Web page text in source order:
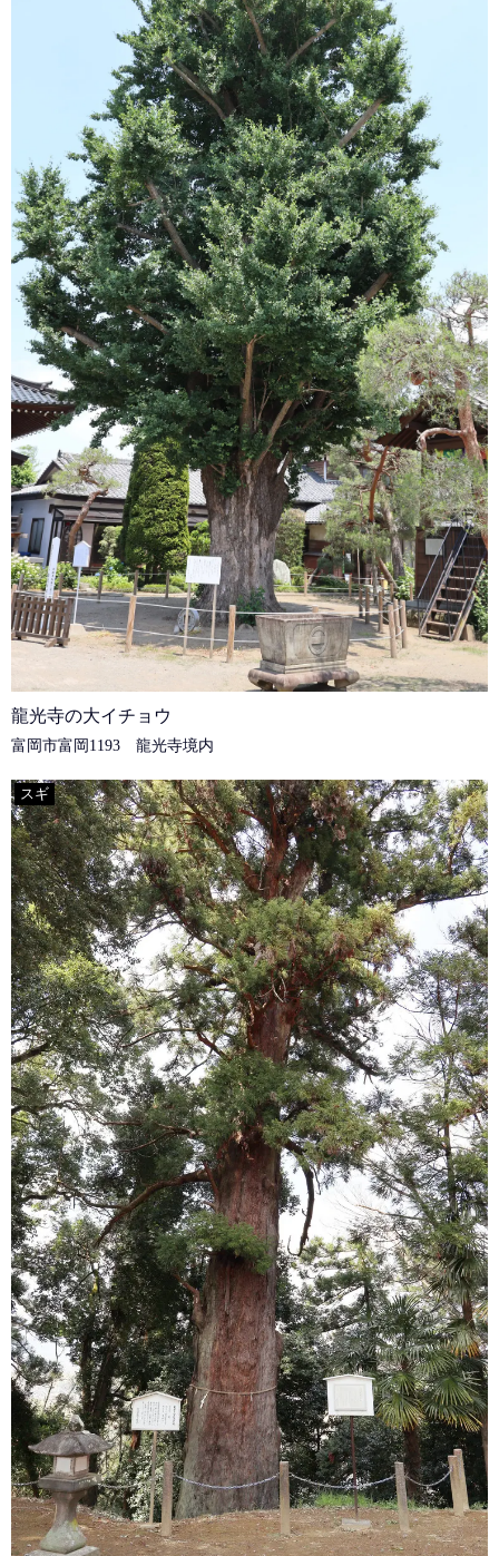
龍光寺の大イチョウ
富岡市富岡1193 龍光寺境内
スギ